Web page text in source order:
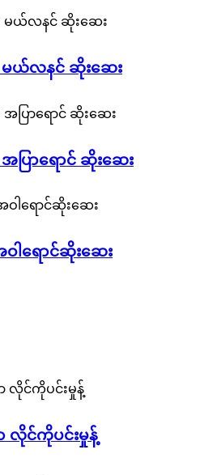
း မယ်လနင် ဆိုးဆေး
အပြာရောင် ဆိုးဆေး
ါရောင်ဆိုးဆေး
လိုင်ကိုပင်းမှုန့်